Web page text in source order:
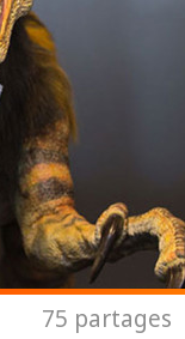
75 partages